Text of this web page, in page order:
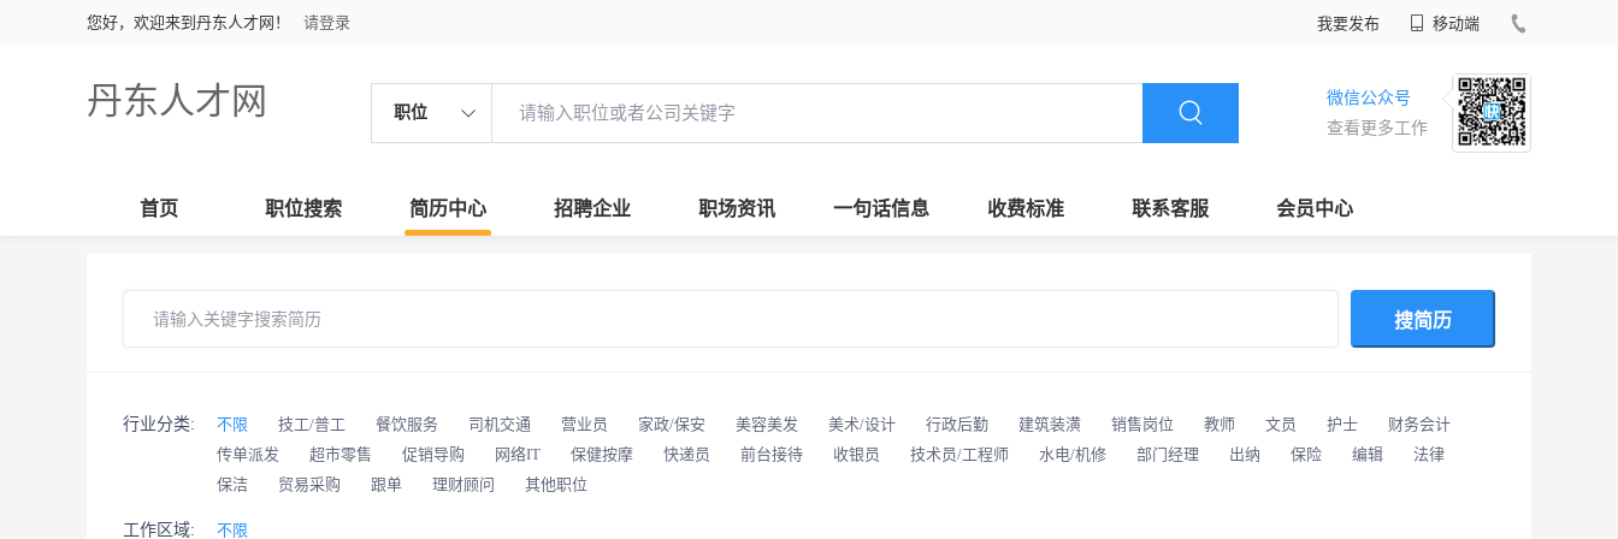
您好，欢迎来到丹东人才网！ 请登录 我要发布 移动端
丹东人才网 职位
微信公众号
查看更多工作
首页 职位搜索 简历中心 招聘企业 职场资讯 一句话信息 收费标准 联系客服 会员中心
搜简历
行业分类: 不限 技工/普工 餐饮服务 司机交通 营业员 家政/保安 美容美发 美术/设计 行政后勤 建筑装潢 销售岗位 教师 文员 护士
财务会计
传单派发
超市零售 促销导购 网络IT 保健按摩 快递员 前台接待 收银员 技术员/工程师 水电/机修 部门经理 出纳 保险 编辑
法律
保洁
贸易采购 跟单 理财顾问 其他职位
工作区域: 不限